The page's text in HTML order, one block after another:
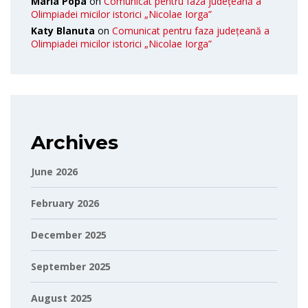
Olimpiadei micilor istorici „Nicolae Iorga”
Katy Blanuta on Comunicat pentru faza județeană a
Olimpiadei micilor istorici „Nicolae Iorga”
Archives
June 2026
February 2026
December 2025
September 2025
August 2025